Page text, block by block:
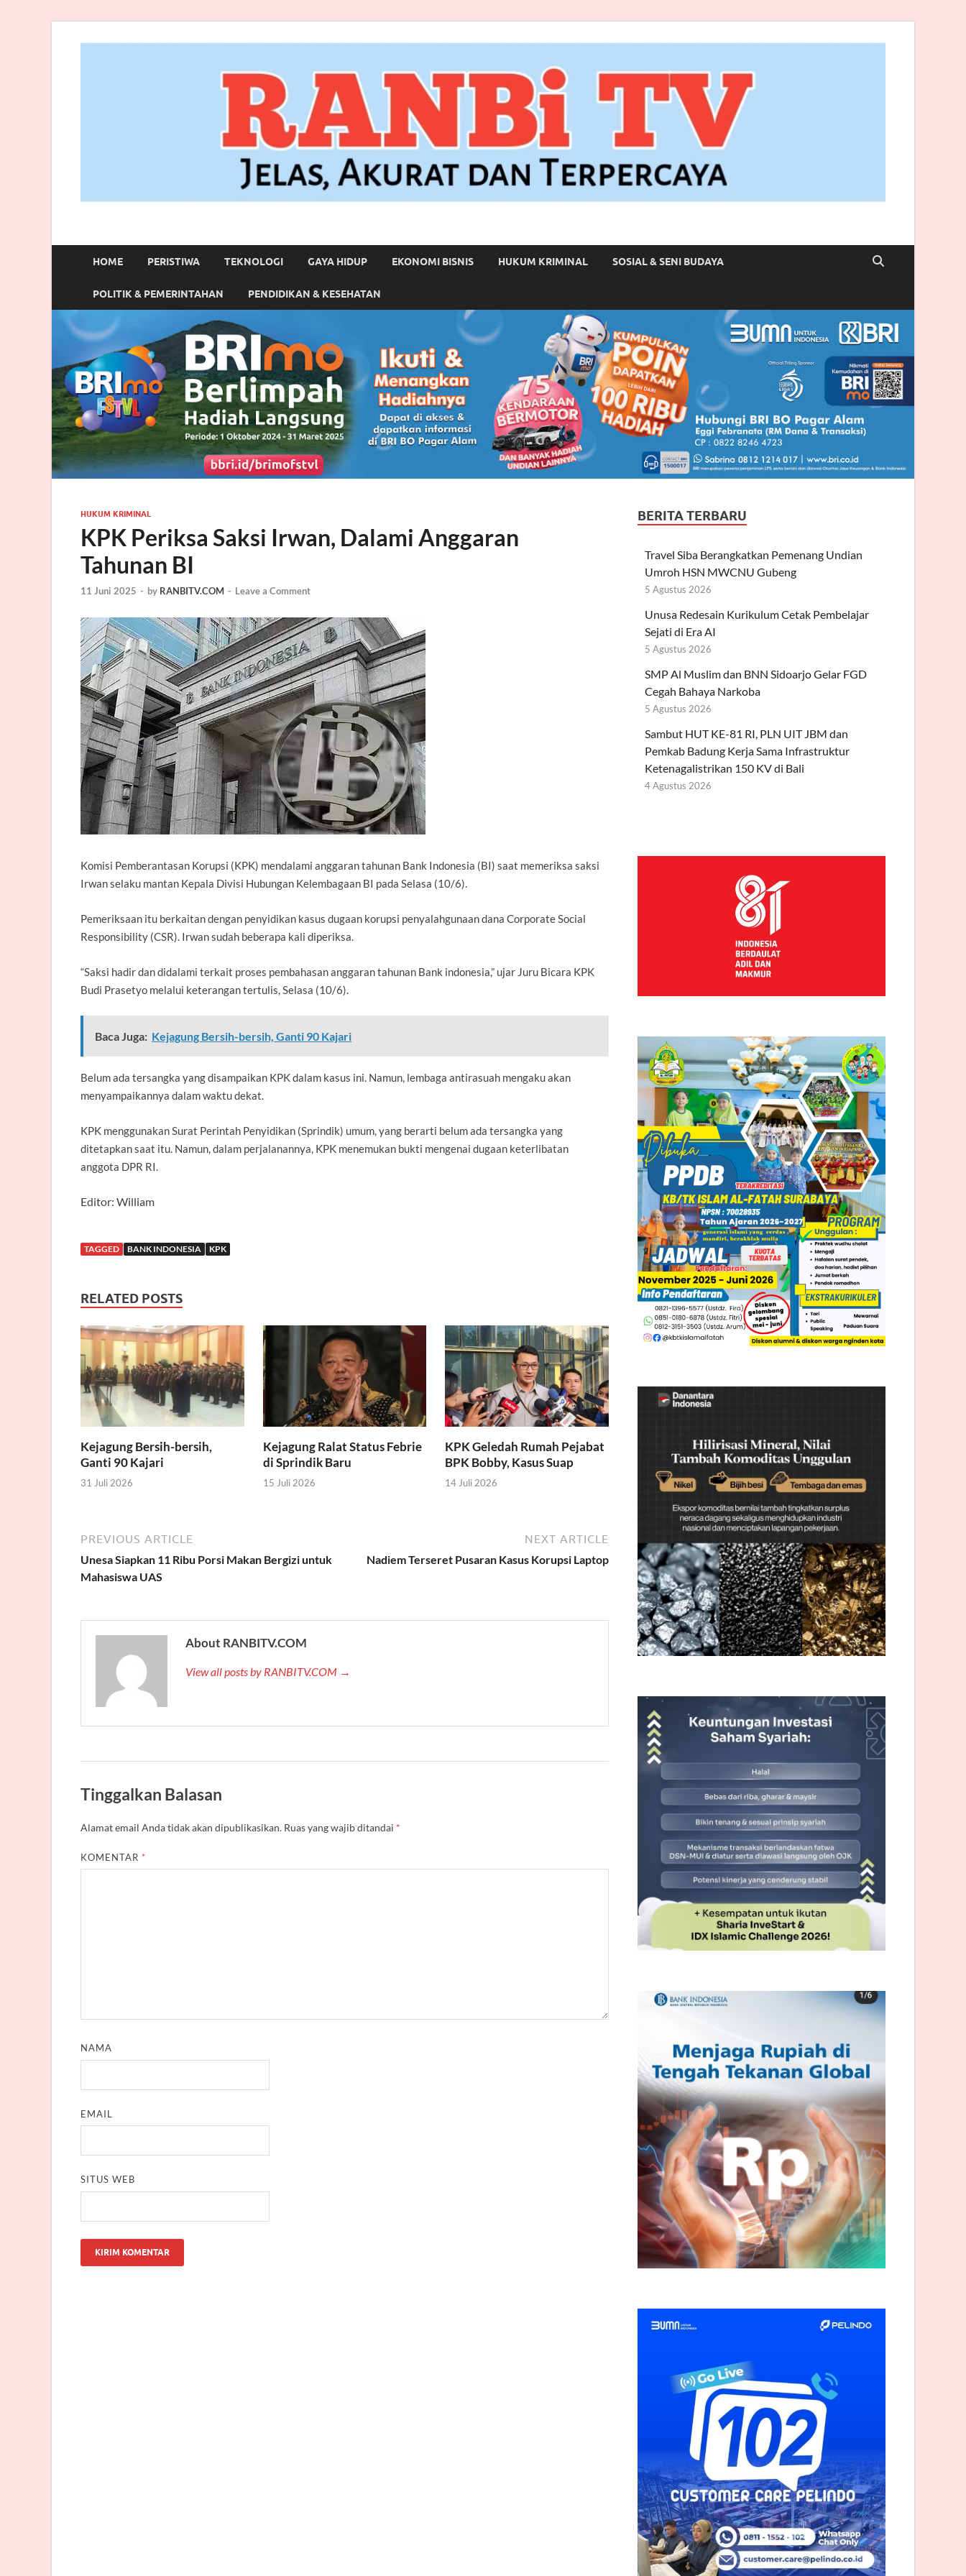
RANBITV.COM
HOME PERISTIWA TEKNOLOGI GAYA HIDUP EKONOMI BISNIS HUKUM KRIMINAL SOSIAL & SENI BUDAYA
POLITIK & PEMERINTAHAN PENDIDIKAN & KESEHATAN
HUKUM KRIMINAL
KPK Periksa Saksi Irwan, Dalami Anggaran
Tahunan BI
11 Juni 2025 - by RANBITV.COM - Leave a Comment
Komisi Pemberantasan Korupsi (KPK) mendalami anggaran tahunan Bank Indonesia (BI) saat memeriksa saksi
Irwan selaku mantan Kepala Divisi Hubungan Kelembagaan BI pada Selasa (10/6).
Pemeriksaan itu berkaitan dengan penyidikan kasus dugaan korupsi penyalahgunaan dana Corporate Social
Responsibility (CSR). Irwan sudah beberapa kali diperiksa.
“Saksi hadir dan didalami terkait proses pembahasan anggaran tahunan Bank indonesia,” ujar Juru Bicara KPK
Budi Prasetyo melalui keterangan tertulis, Selasa (10/6).
Baca Juga: Kejagung Bersih-bersih, Ganti 90 Kajari
Belum ada tersangka yang disampaikan KPK dalam kasus ini. Namun, lembaga antirasuah mengaku akan
menyampaikannya dalam waktu dekat.
KPK menggunakan Surat Perintah Penyidikan (Sprindik) umum, yang berarti belum ada tersangka yang
ditetapkan saat itu. Namun, dalam perjalanannya, KPK menemukan bukti mengenai dugaan keterlibatan
anggota DPR RI.
Editor: William
TAGGED BANK INDONESIA KPK
RELATED POSTS
Kejagung Bersih-bersih,
Ganti 90 Kajari
31 Juli 2026
Kejagung Ralat Status Febrie
di Sprindik Baru
15 Juli 2026
KPK Geledah Rumah Pejabat
BPK Bobby, Kasus Suap
14 Juli 2026
PREVIOUS ARTICLE
Unesa Siapkan 11 Ribu Porsi Makan Bergizi untuk
Mahasiswa UAS
NEXT ARTICLE
Nadiem Terseret Pusaran Kasus Korupsi Laptop
About RANBITV.COM
View all posts by RANBITV.COM →
Tinggalkan Balasan
Alamat email Anda tidak akan dipublikasikan. Ruas yang wajib ditandai *
KOMENTAR *
NAMA
EMAIL
SITUS WEB
BERITA TERBARU
Travel Siba Berangkatkan Pemenang Undian
Umroh HSN MWCNU Gubeng
5 Agustus 2026
Unusa Redesain Kurikulum Cetak Pembelajar
Sejati di Era AI
5 Agustus 2026
SMP Al Muslim dan BNN Sidoarjo Gelar FGD
Cegah Bahaya Narkoba
5 Agustus 2026
Sambut HUT KE-81 RI, PLN UIT JBM dan
Pemkab Badung Kerja Sama Infrastruktur
Ketenagalistrikan 150 KV di Bali
4 Agustus 2026